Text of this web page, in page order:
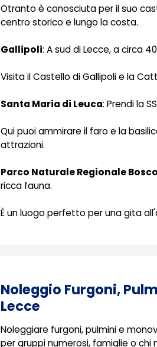
Otranto è conosciuta per il suo
centro storico e lungo la costa.
Gallipoli: A sud di Lecce, a circa
Visita il Castello di Gallipoli e la
Santa Maria di Leuca: Prendi la
Qui puoi ammirare il faro e la
attrazioni.
Parco Naturale Regionale
ricca fauna.
È un luogo perfetto per una gita
Noleggio Furgoni,
Lecce
Noleggiare furgoni, pulmini e
per gruppi numerosi, famiglie o